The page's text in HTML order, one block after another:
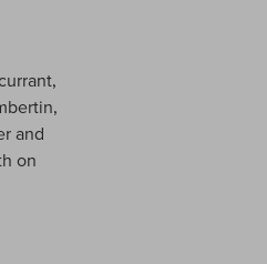
and
on